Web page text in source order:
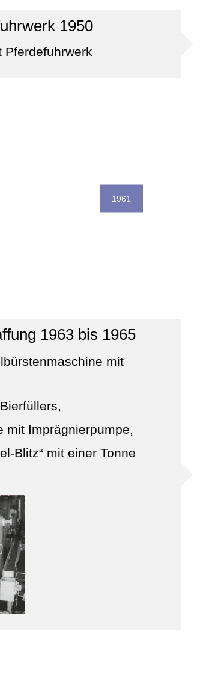
1950
Pferdefuhrwerk
1961
1963 bis 1965
mit
mit Imprägnierpumpe,
Blitz“ mit einer Tonne